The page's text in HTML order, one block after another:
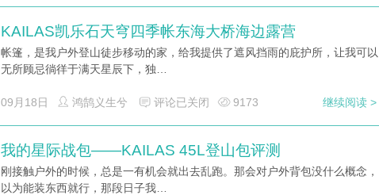
KAILAS凯乐石天穹四季帐东海大桥海边露营
帐篷，是我户外登山徒步移动的家，给我提供了遮风挡雨的庇护所，让我可以
无所顾忌徜徉于满天星辰下，独…
09月18日 鸿鹄义生兮 评论已关闭 9173 继续阅读 >
我的星际战包——KAILAS 45L登山包评测
刚接触户外的时候，总是一有机会就出去乱跑。那会对户外背包没什么概念，
以为能装东西就行，那段日子我…